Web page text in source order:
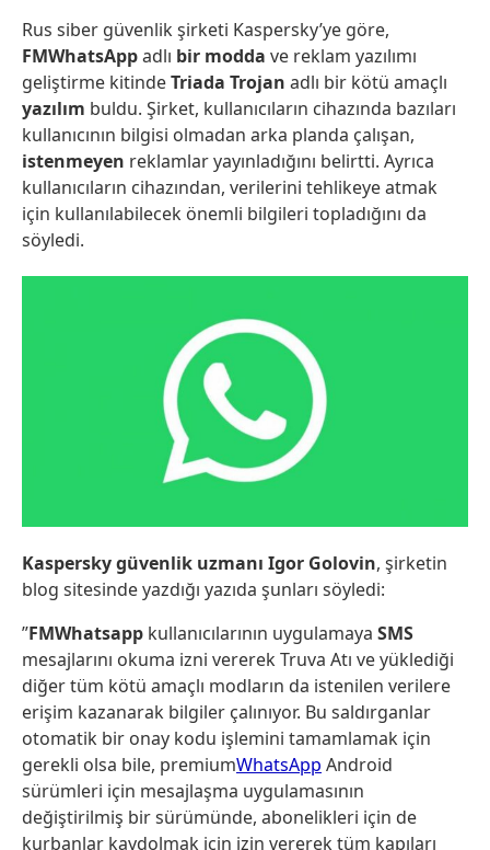
Rus siber güvenlik şirketi Kaspersky’ye göre,
FMWhatsAppadlı bir modda ve reklam yazılımı
geliştirme kitindeTriada Trojan adlı bir kötü amaçlı
yazılım buldu. Şirket, kullanıcıların cihazında bazıları
kullanıcının bilgisi olmadan arka planda çalışan,
istenmeyen reklamlar yayınladığını belirtti. Ayrıca
kullanıcıların cihazından, verilerini tehlikeye atmak
için kullanılabilecek önemli bilgileri topladığını da
söyledi.
Kaspersky güvenlik uzmanı Igor Golovin, şirketin
blog sitesinde yazdığı yazıda şunları söyledi:
”FMWhatsapp kullanıcılarının uygulamaya SMS
mesajlarını okuma izni vererek Truva Atı ve yüklediği
diğer tüm kötü amaçlı modların da istenilen verilere
erişim kazanarak bilgiler çalınıyor. Bu saldırganlar
otomatik bir onay kodu işlemini tamamlamak için
gerekli olsa bile, premiumWhatsApp Android
sürümleri için mesajlaşma uygulamasının
değiştirilmiş bir sürümünde, abonelikleri için de
kurbanlar kaydolmak için izin vererek tüm kapıları